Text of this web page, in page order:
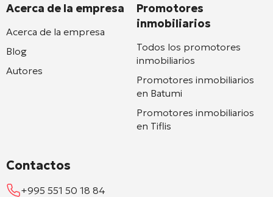
Acerca de la empresa
Acerca de la empresa
Blog
Autores
Promotores
inmobiliarios
Todos los promotores
inmobiliarios
Promotores inmobiliarios
en Batumi
Promotores inmobiliarios
en Tiflis
Contactos
+995 551 50 18 84